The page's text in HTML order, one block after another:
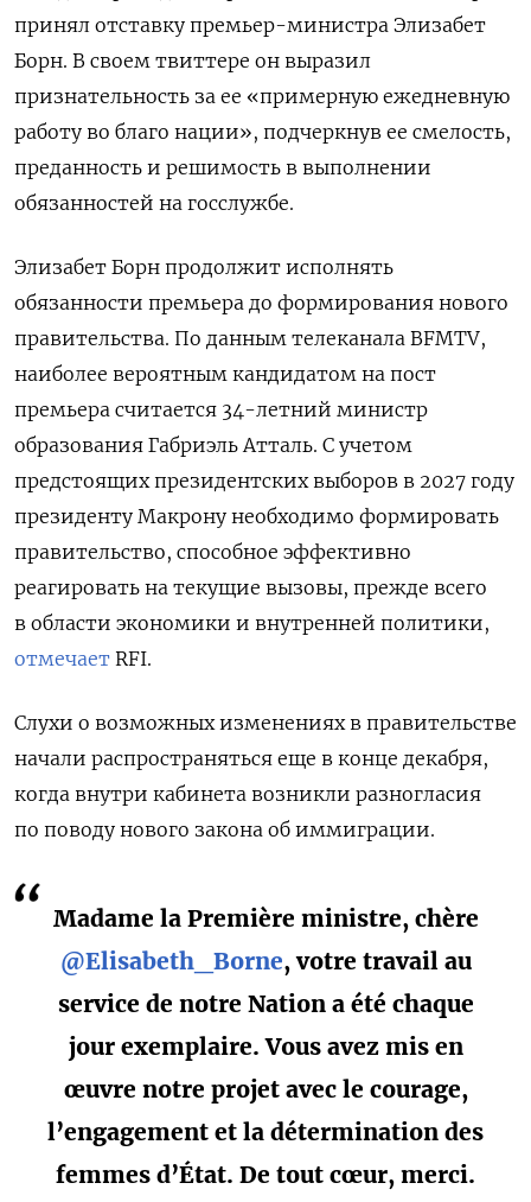
принял отставку премьер-министра Элизабет
Борн. В своем твиттере он выразил
признательность за ее «примерную ежедневную
работу во благо нации», подчеркнув ее смелость,
преданность и решимость в выполнении
обязанностей на госслужбе.
Элизабет Борн продолжит исполнять
обязанности премьера до формирования нового
правительства. По данным телеканала BFMTV,
наиболее вероятным кандидатом на пост
премьера считается 34-летний министр
образования Габриэль Атталь. С учетом
предстоящих президентских выборов в 2027 году
президенту Макрону необходимо формировать
правительство, способное эффективно
реагировать на текущие вызовы, прежде всего
в области экономики и внутренней политики,
отмечает RFI.
Слухи о возможных изменениях в правительстве
начали распространяться еще в конце декабря,
когда внутри кабинета возникли разногласия
по поводу нового закона об иммиграции.
Madame la Première ministre, chère
@Elisabeth_Borne, votre travail au
service de notre Nation a été chaque
jour exemplaire. Vous avez mis en
œuvre notre projet avec le courage,
l’engagement et la détermination des
femmes d’État. De tout cœur, merci.